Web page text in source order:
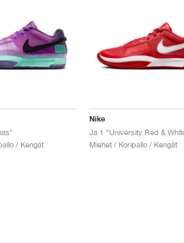
/ Kengät
Nike
Ja 1 "University Red &
Miehet / Koripallo / Kengät